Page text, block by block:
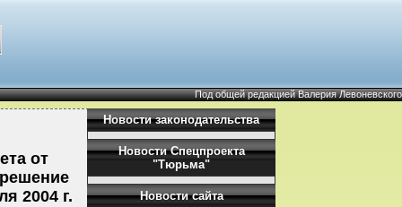
Под общей редакцией Валерия Левоневского
от
2004 г.
Новости законодательства
Новости Спецпроекта
"Тюрьма"
Новости сайта